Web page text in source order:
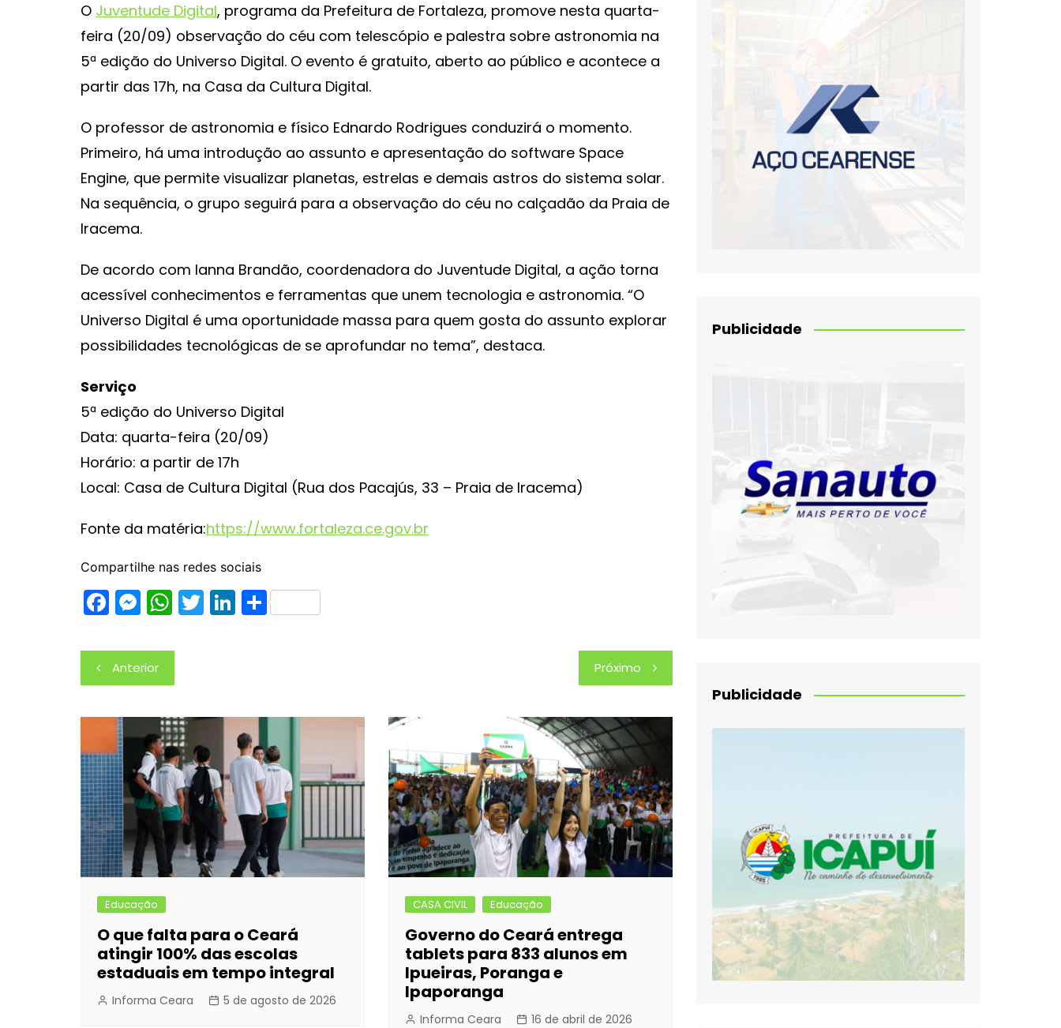
O Juventude Digital, programa da Prefeitura de Fortaleza, promove nesta quarta-
feira (20/09) observação do céu com telescópio e palestra sobre astronomia na
5ª edição do Universo Digital. O evento é gratuito, aberto ao público e acontece a
partir das 17h, na Casa da Cultura Digital.
O professor de astronomia e físico Ednardo Rodrigues conduzirá o momento.
Primeiro, há uma introdução ao assunto e apresentação do software Space
Engine, que permite visualizar planetas, estrelas e demais astros do sistema solar.
Na sequência, o grupo seguirá para a observação do céu no calçadão da Praia de
Iracema.
De acordo com Ianna Brandão, coordenadora do Juventude Digital, a ação torna
acessível conhecimentos e ferramentas que unem tecnologia e astronomia. “O
Universo Digital é uma oportunidade massa para quem gosta do assunto explorar
possibilidades tecnológicas de se aprofundar no tema”, destaca.
Serviço
5ª edição do Universo Digital
Data: quarta-feira (20/09)
Horário: a partir de 17h
Local: Casa de Cultura Digital (Rua dos Pacajús, 33 – Praia de Iracema)
Fonte da matéria:https://www.fortaleza.ce.gov.br
Compartilhe nas redes sociais
F
c
e
o
o
k
M
s
s
n
g
er
W
at
s
p
p
T
Li
n
S
Navegação
de
Post
Anterior Próximo
Educação
O que falta para o Ceará
atingir 100% das escolas
estaduais em tempo integral
Informa Ceara 5 de agosto de 2026
CASA CIVIL Educação
Governo do Ceará entrega
tablets para 833 alunos em
Ipueiras, Poranga e
Ipaporanga
Informa Ceara 16 de abril de 2026
Publicidade
Publicidade